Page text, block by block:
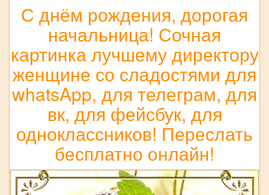
С днём рождения, дорогая
начальница! Сочная
картинка лучшему директору
женщине со сладостями для
whatsApp, для телеграм, для
вк, для фейсбук, для
одноклассников! Переслать
бесплатно онлайн!